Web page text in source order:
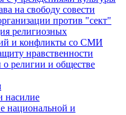
на свободу совести
против "сект"
религиозных
и конфликты со СМИ
нравственности
о религии и обществе
насилие
национальной и